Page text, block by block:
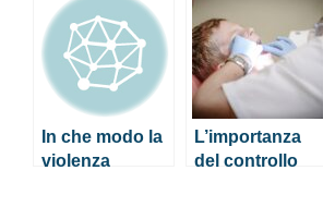
l’allattamento?
influisce sulla
salute mentale
delle donne
In che modo la
violenza
L’importanza
del controllo